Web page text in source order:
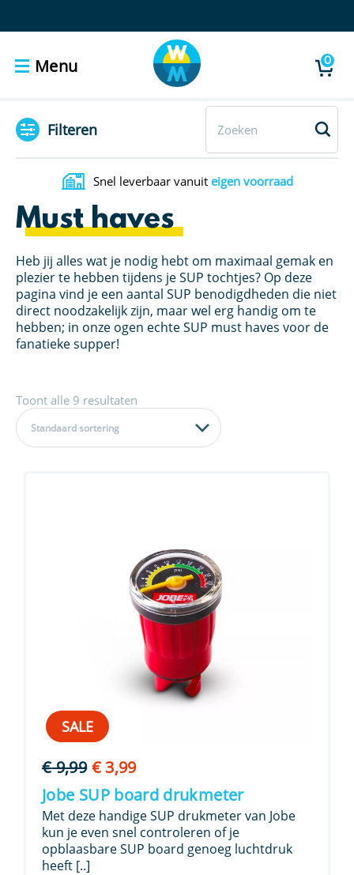
Menu 0
Filteren
Snel leverbaar vanuit eigen voorraad
Must haves
Heb jij alles wat je nodig hebt om maximaal gemak en
plezier te hebben tijdens je SUP tochtjes? Op deze
pagina vind je een aantal SUP benodigdheden die niet
direct noodzakelijk zijn, maar wel erg handig om te
hebben; in onze ogen echte SUP must haves voor de
fanatieke supper!
Toont alle 9 resultaten
Standaard sortering
SALE
€9,99 Oorspronkelijke
prijs
was:
€ 9,99.
€3,99Huidige
prijs
is:
€ 3,99.
Jobe SUP board drukmeter
Met deze handige SUP drukmeter van Jobe
kun je even snel controleren of je
opblaasbare SUP board genoeg luchtdruk
heeft [..]